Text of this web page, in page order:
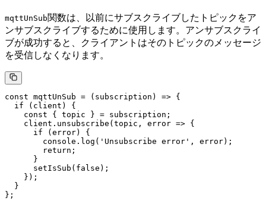
mqttUnSub関数は、以前にサブスクライブしたトピックをア
ンサブスクライブするために使用します。アンサブスクライ
ブが成功すると、クライアントはそのトピックのメッセージ
を受信しなくなります。
const mqttUnSub = (subscription) => {
if (client) {
const { topic } = subscription;
client.unsubscribe(topic, error => {
if (error) {
console.log('Unsubscribe error', error);
return;
}
setIsSub(false);
});
  }